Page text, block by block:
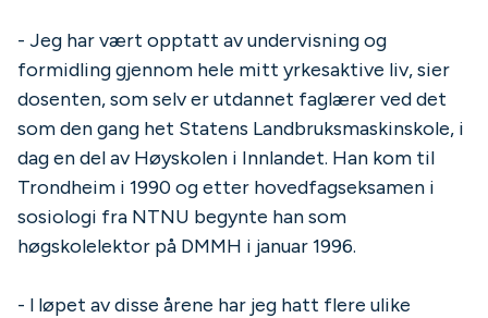
- Jeg har vært opptatt av undervisning og
formidling gjennom hele mitt yrkesaktive liv, sier
dosenten, som selv er utdannet faglærer ved det
som den gang het Statens Landbruksmaskinskole, i
dag en del av Høyskolen i Innlandet. Han kom til
Trondheim i 1990 og etter hovedfagseksamen i
sosiologi fra NTNU begynte han som
høgskolelektor på DMMH i januar 1996.
- l løpet av disse årene har jeg hatt flere ulike